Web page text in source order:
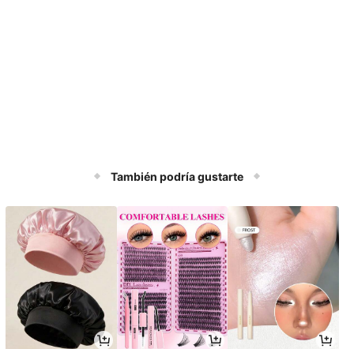
También podría gustarte